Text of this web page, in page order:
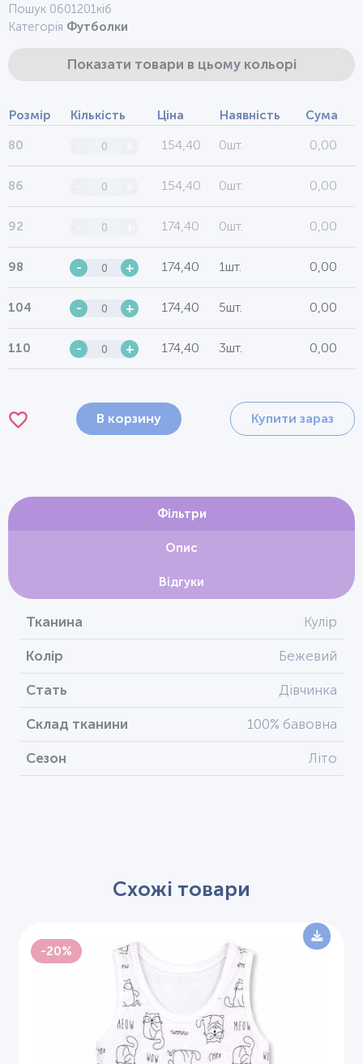
Пошук 0601201кіб
Категорія Футболки
Показати товари в цьому кольорі
Розмір Кількість Ціна Наявність Сума
80 154,40 0шт. 0,00
86 154,40 0шт. 0,00
92 174,40 0шт. 0,00
98 - + 174,40 1шт. 0,00
104 - + 174,40 5шт. 0,00
110 - + 174,40 3шт. 0,00
В корзину Купити зараз
Фільтри
Опис
Відгуки
Тканина Кулір
Колір Бежевий
Стать Дівчинка
Склад тканини 100% бавовна
Сезон Літо
Схожі товари
-20%